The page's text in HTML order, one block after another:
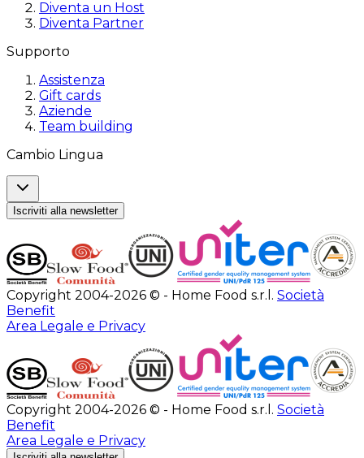
Diventa un Host
Diventa Partner
Supporto
Assistenza
Gift cards
Aziende
Team building
Cambio Lingua
Iscriviti alla newsletter
Copyright 2004-2026 © - Home Food s.r.l. Società
Benefit
Area Legale e Privacy
Copyright 2004-2026 © - Home Food s.r.l. Società
Benefit
Area Legale e Privacy